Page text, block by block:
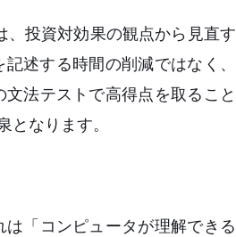
投資対効果の観点から見直す
述する時間の削減ではなく、
法テストで高得点を取ること
なります。
「コンピュータが理解できる